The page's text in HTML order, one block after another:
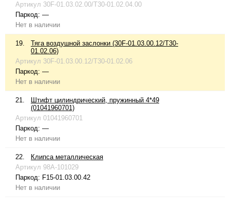
Артикул 30F-01.03.02.00/T30-01.02.04.00
Паркод: —
Нет в наличии
19.
Тяга воздушной заслонки (30F-01.03.00.12/T30-
01.02.06)
Артикул 30F-01.03.00.12/T30-01.02.06
Паркод: —
Нет в наличии
21.
Штифт цилиндрический, пружинный 4*49
(01041960701)
Артикул 01041960701
Паркод: —
Нет в наличии
22.
Клипса металлическая
Артикул 98A-101029
Паркод: F15-01.03.00.42
Нет в наличии